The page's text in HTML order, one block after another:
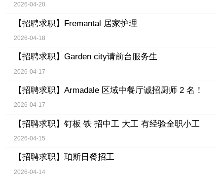
2026-04-20
【招聘求职】 Fremantal 居家护理
2026-04-18
【招聘求职】 Garden city请前台服务生
2026-04-17
【招聘求职】 Armadale 区域中餐厅诚招厨师 2 名！
2026-04-17
【招聘求职】 钉板 铁 招中工 大工 有经验全职小工
2026-04-15
【招聘求职】 珀斯日餐招工
2026-04-14